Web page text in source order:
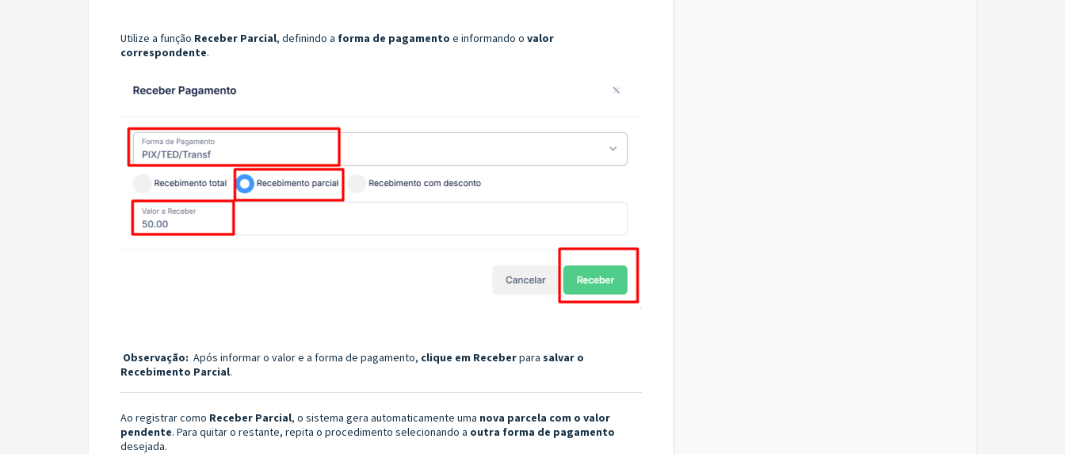
Utilize a função Receber Parcial, definindo a forma de pagamento e informando o valor
correspondente.
Observação: Após informar o valor e a forma de pagamento, clique em Receberpara salvar o
Recebimento Parcial.
Ao registrar como Receber Parcial, o sistema gera automaticamente uma nova parcela com o valor
pendente. Para quitar o restante, repita o procedimento selecionando a outra forma de pagamento
desejada.